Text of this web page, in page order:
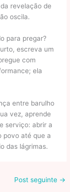
revelação de
oscila.
para pregar?
escreva um
com
ela
entre barulho
vez, aprende
serviço: abrir a
povo até que a
das lágrimas.
Post seguinte →